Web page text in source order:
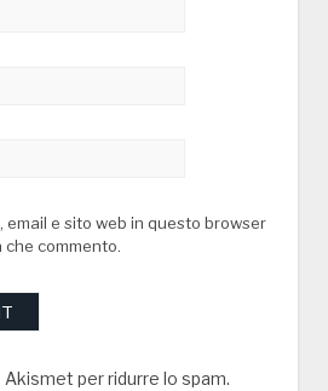
email e sito web in questo browser
commento.
per ridurre lo spam.